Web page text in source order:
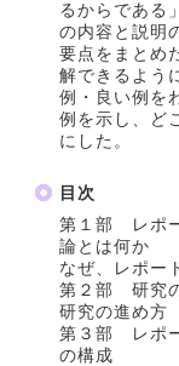
るからである
の内容と説明
要点をまとめ
解できるよう
例・良い例を
例を示し、ど
にした。
目次
第１部 レポ
論とは何か
なぜ、レポー
第２部 研究
研究の進め方
第３部 レポ
の構成